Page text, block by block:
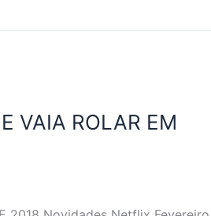
VAIA ROLAR EM